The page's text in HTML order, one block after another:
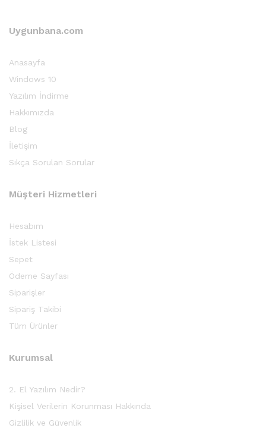
Uygunbana.com
Anasayfa
Windows 10
Yazılım İndirme
Hakkımızda
Blog
İletişim
Sıkça Sorulan Sorular
Müşteri Hizmetleri
Hesabım
İstek Listesi
Sepet
Ödeme Sayfası
Siparişler
Sipariş Takibi
Tüm Ürünler
Kurumsal
2. El Yazılım Nedir?
Kişisel Verilerin Korunması Hakkında
Gizlilik ve Güvenlik